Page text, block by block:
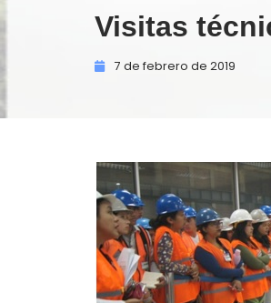
Visitas
7 de febrero de 2019